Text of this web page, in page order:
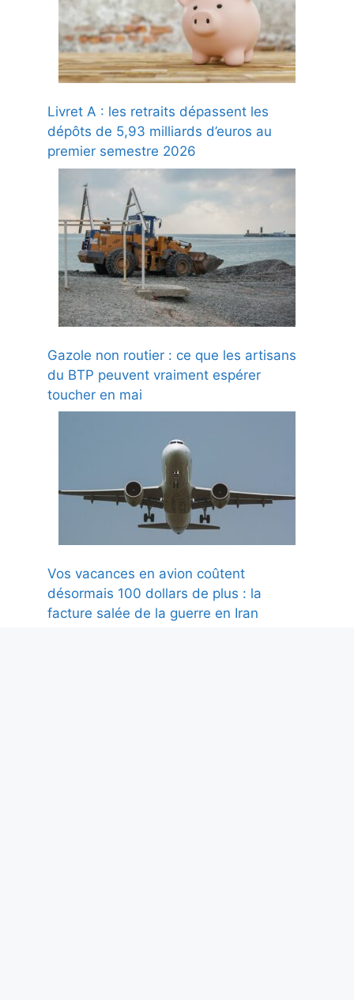
Livret A : les retraits dépassent les
dépôts de 5,93 milliards d’euros au
premier semestre 2026
Gazole non routier : ce que les artisans
du BTP peuvent vraiment espérer
toucher en mai
Vos vacances en avion coûtent
désormais 100 dollars de plus : la
facture salée de la guerre en Iran